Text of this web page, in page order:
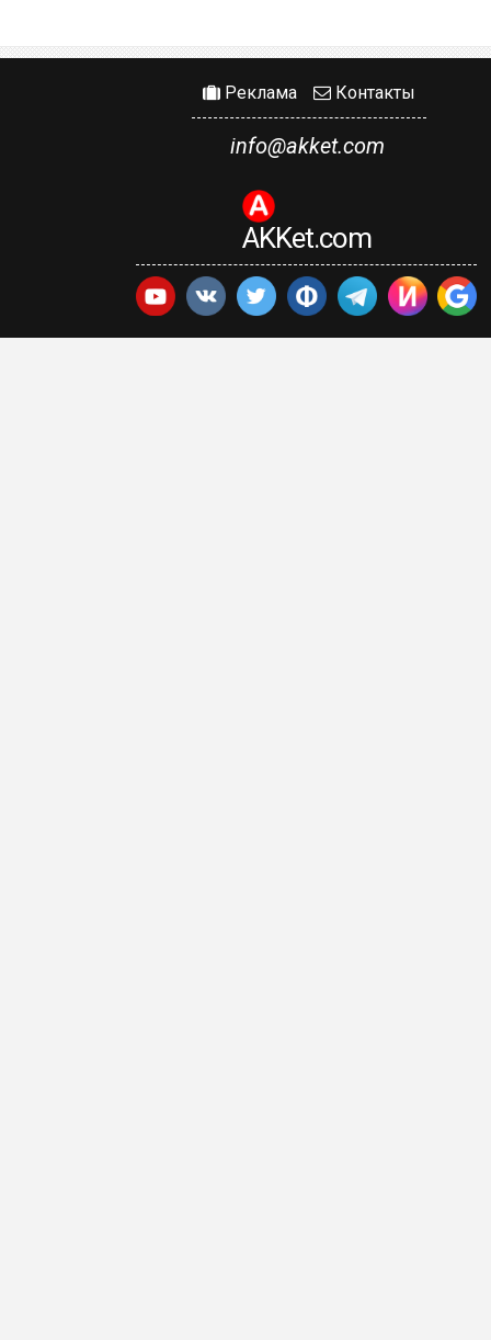
Реклама Контакты
info@akket.com
AKKet.com